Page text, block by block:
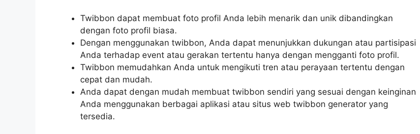
Twibbon dapat membuat foto profil Anda lebih menarik dan unik dibandingkan
dengan foto profil biasa.
Dengan menggunakan twibbon, Anda dapat menunjukkan dukungan atau partisipasi
Anda terhadap event atau gerakan tertentu hanya dengan mengganti foto profil.
Twibbon memudahkan Anda untuk mengikuti tren atau perayaan tertentu dengan
cepat dan mudah.
Anda dapat dengan mudah membuat twibbon sendiri yang sesuai dengan keinginan
Anda menggunakan berbagai aplikasi atau situs web twibbon generator yang
tersedia.